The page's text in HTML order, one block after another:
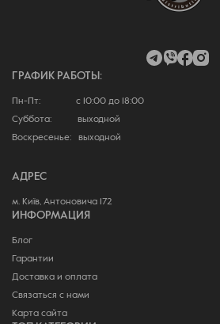
ГРАФИК РАБОТЫ:
Пн-Пт: с 10:00 до 18:00
Суббота: выходной
Воскресенье: выходной
АДРЕС
м. Київ, Антоновича 172
ИНФОРМАЦИЯ
Блог
Гарантии
Доставка и оплата
Связаться с нами
Карта сайта